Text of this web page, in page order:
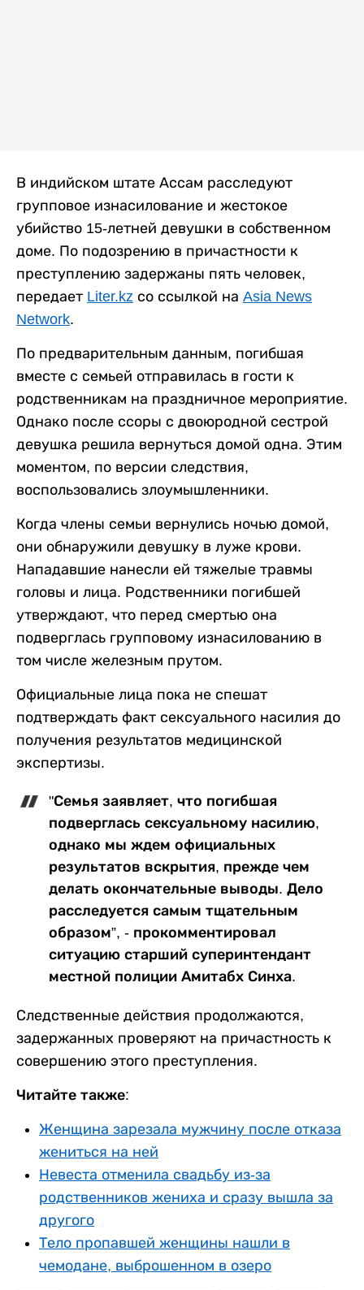
В индийском штате Ассам расследуют
групповое изнасилование и жестокое
убийство 15-летней девушки в собственном
доме. По подозрению в причастности к
преступлению задержаны пять человек,
передает Liter.kz со ссылкой на Asia News
Network.
По предварительным данным, погибшая
вместе с семьей отправилась в гости к
родственникам на праздничное мероприятие.
Однако после ссоры с двоюродной сестрой
девушка решила вернуться домой одна. Этим
моментом, по версии следствия,
воспользовались злоумышленники.
Когда члены семьи вернулись ночью домой,
они обнаружили девушку в луже крови.
Нападавшие нанесли ей тяжелые травмы
головы и лица. Родственники погибшей
утверждают, что перед смертью она
подверглась групповому изнасилованию в
том числе железным прутом.
Официальные лица пока не спешат
подтверждать факт сексуального насилия до
получения результатов медицинской
экспертизы.
"Семья заявляет, что погибшая
подверглась сексуальному насилию,
однако мы ждем официальных
результатов вскрытия, прежде чем
делать окончательные выводы. Дело
расследуется самым тщательным
образом”, - прокомментировал
ситуацию старший суперинтендант
местной полиции Амитабх Синха.
Следственные действия продолжаются,
задержанных проверяют на причастность к
совершению этого преступления.
Читайте также:
Женщина зарезала мужчину после отказа
жениться на ней
Невеста отменила свадьбу из-за
родственников жениха и сразу вышла за
другого
Тело пропавшей женщины нашли в
чемодане, выброшенном в озеро